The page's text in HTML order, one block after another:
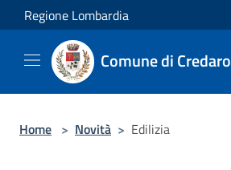
Salta al contenuto principale
Regione Lombardia
Comune di Credaro
Home > Novità > Edilizia